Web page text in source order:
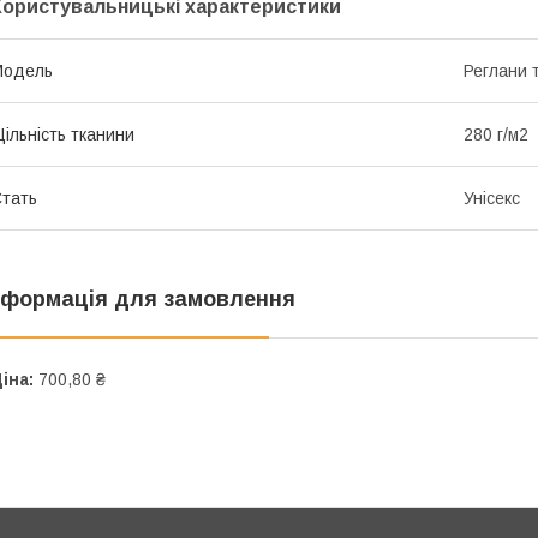
характеристики
Реглани
тканини 280 г/м2
Унісекс
для замовлення
700,80 ₴